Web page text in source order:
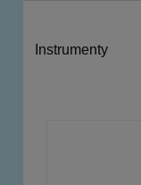
Instrumenty